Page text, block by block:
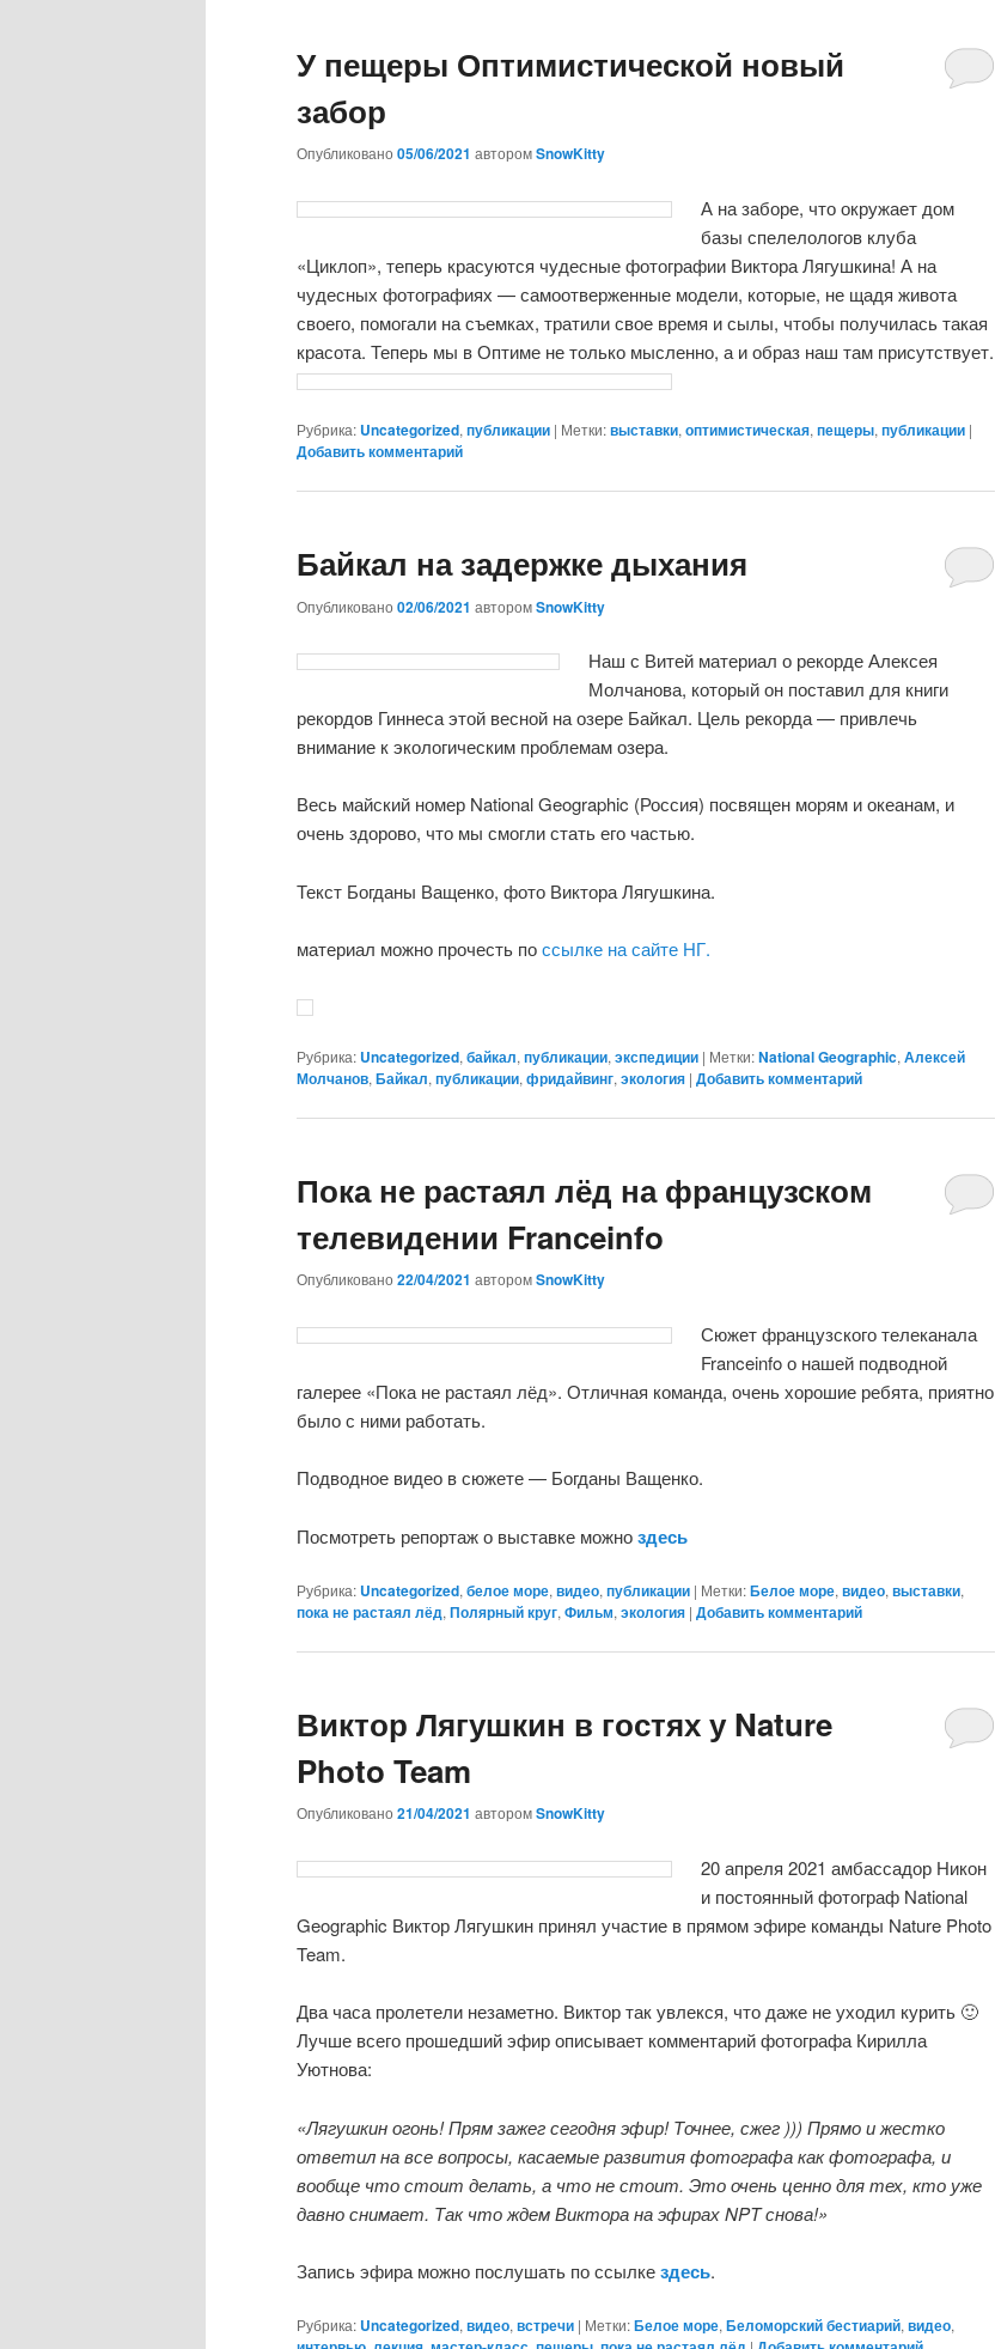
У пещеры Оптимистической новый
забор
Опубликовано 05/06/2021 авторомSnowKitty
А на заборе, что окружает дом
базы спелелологов клуба
«Циклоп», теперь красуются чудесные фотографии Виктора Лягушкина! А на
чудесных фотографиях — самоотверженные модели, которые, не щадя живота
своего, помогали на съемках, тратили свое время и сылы, чтобы получилась такая
красота. Теперь мы в Оптиме не только мысленно, а и образ наш там присутствует.
Рубрика: Uncategorized, публикации | Метки:выставки, оптимистическая, пещеры, публикации |
Добавить комментарий
Байкал на задержке дыхания
Опубликовано 02/06/2021 авторомSnowKitty
Наш с Витей материал о рекорде Алексея
Молчанова, который он поставил для книги
рекордов Гиннеса этой весной на озере Байкал. Цель рекорда — привлечь
внимание к экологическим проблемам озера.
Весь майский номер National Geographic (Россия) посвящен морям и океанам, и
очень здорово, что мы смогли стать его частью.
Текст Богданы Ващенко, фото Виктора Лягушкина.
материал можно прочесть поссылке на сайте НГ.
Рубрика: Uncategorized, байкал, публикации, экспедиции | Метки:National Geographic, Алексей
Молчанов, Байкал, публикации, фридайвинг, экология | Добавить комментарий
Пока не растаял лёд на французском
телевидении Franceinfo
Опубликовано 22/04/2021 авторомSnowKitty
Сюжет французского телеканала
Franceinfo о нашей подводной
галерее «Пока не растаял лёд». Отличная команда, очень хорошие ребята, приятно
было с ними работать.
Подводное видео в сюжете — Богданы Ващенко.
Посмотреть репортаж о выставке можноздесь
Рубрика: Uncategorized, белое море, видео, публикации | Метки:Белое море, видео, выставки,
пока не растаял лёд, Полярный круг, Фильм, экология | Добавить комментарий
Виктор Лягушкин в гостях у Nature
Photo Team
Опубликовано 21/04/2021 авторомSnowKitty
20 апреля 2021 амбассадор Никон
и постоянный фотограф National
Geographic Виктор Лягушкин принял участие в прямом эфире команды Nature Photo
Team.
Два часа пролетели незаметно. Виктор так увлекся, что даже не уходил курить 🙂
Лучше всего прошедший эфир описывает комментарий фотографа Кирилла
Уютнова:
«Лягушкин огонь! Прям зажег сегодня эфир! Точнее, сжег ))) Прямо и жестко
ответил на все вопросы, касаемые развития фотографа как фотографа, и
вообще что стоит делать, а что не стоит. Это очень ценно для тех, кто уже
давно снимает. Так что ждем Виктора на эфирах NPT снова!»
Запись эфира можно послушать по ссылкездесь.
Рубрика: Uncategorized, видео, встречи | Метки:Белое море, Беломорский бестиарий, видео,